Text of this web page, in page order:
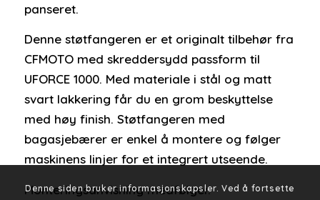
panseret.
Denne støtfangeren er et originalt tilbehør fra
CFMOTO med skreddersydd passform til
UFORCE 1000. Med materiale i stål og matt
svart lakkering får du en grom beskyttelse
med høy finish. Støtfangeren med
bagasjebærer er enkel å montere og følger
maskinens linjer for et integrert utseende.
Monteringsanvisning medfølger.
Denne siden bruker informasjonskapsler. Ved å fortsette